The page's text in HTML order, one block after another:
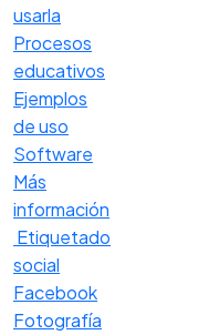
usarla
Procesos
educativos
Ejemplos
de uso
Software
Más
información
Etiquetado
social
Facebook
Fotografía